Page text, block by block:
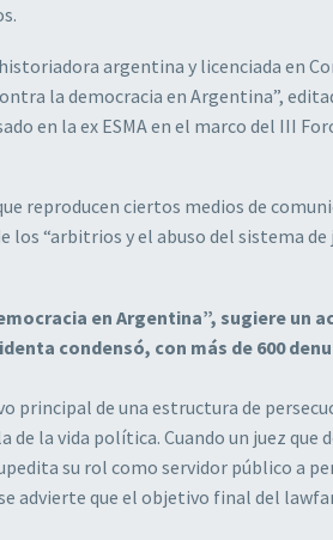
argentina y licenciada en
la democracia en Argentina”,
en la ex ESMA en el marco del III
reproducen ciertos medios de
“arbitrios y el abuso del sistema
en Argentina”, sugiere un
condensó, con más de 600
principal de una estructura de
la vida política. Cuando un juez que
su rol como servidor público a
advierte que el objetivo final del